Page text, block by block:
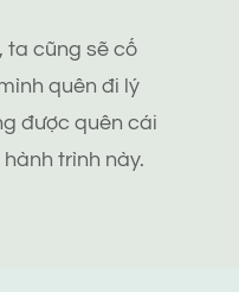
ta cũng sẽ cố
quên đi lý
được quên cái
trình này.